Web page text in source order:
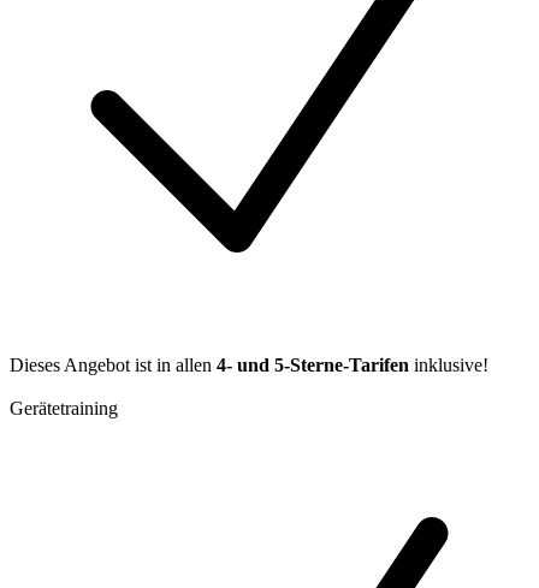
Dieses Angebot ist in allen 4- und 5-Sterne-Tarifen inklusive!
Gerätetraining